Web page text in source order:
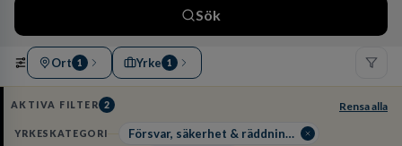
Sök
Ort 1 Yrke 1
AKTIVA FILTER 2 Rensa alla
YRKESKATEGORI Försvar, säkerhet & räddningstjänst